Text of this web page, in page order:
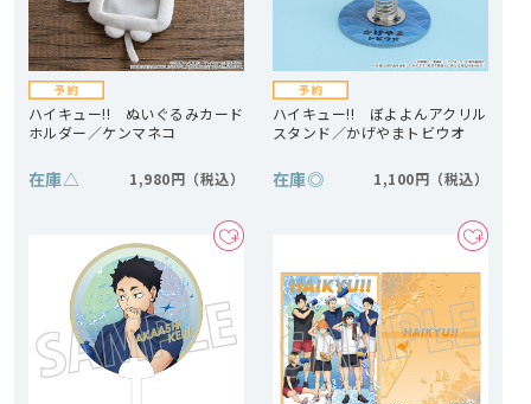
ハイキュー!! ぬいぐるみカード
ホルダー／ケンマネコ
在庫△ 1,980円
ハイキュー!! ぼよよんアクリル
スタンド／かげやまトビウオ
在庫◎ 1,100円